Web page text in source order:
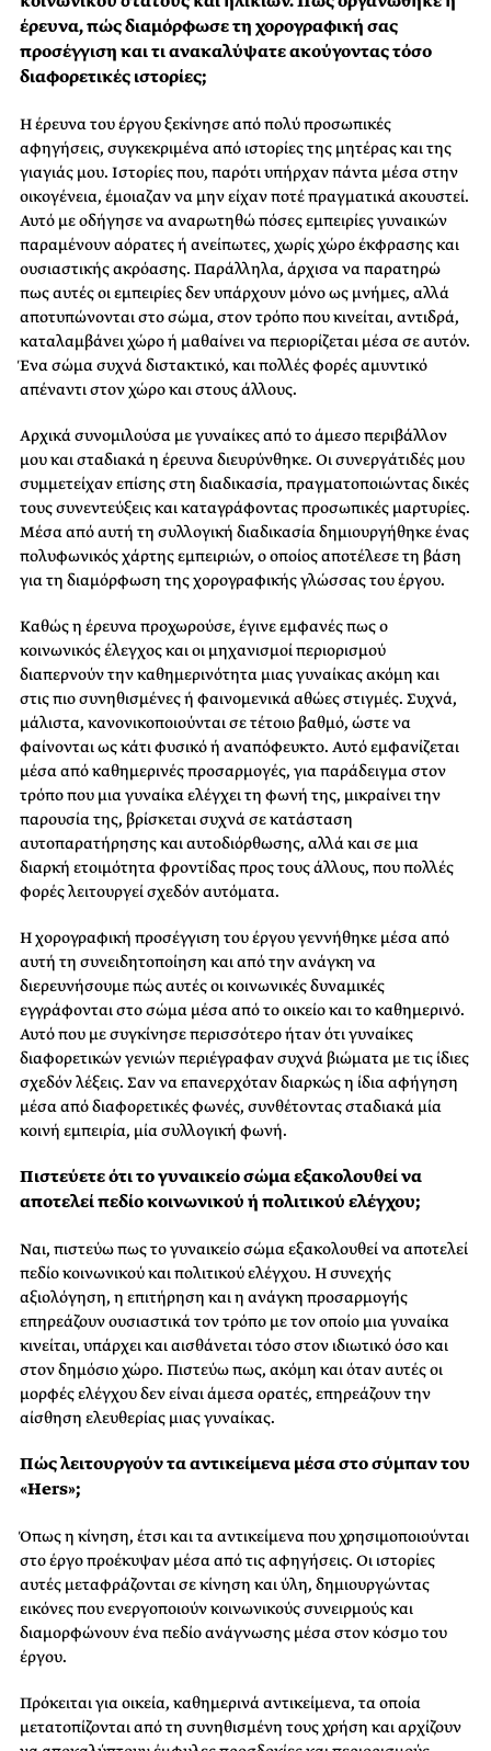
έρευνα, πώς διαμόρφωσε τη χορογραφική σας
προσέγγιση και τι ανακαλύψατε ακούγοντας τόσο
διαφορετικές ιστορίες;
Η έρευνα του έργου ξεκίνησε από πολύ προσωπικές
αφηγήσεις, συγκεκριμένα από ιστορίες της μητέρας και της
γιαγιάς μου. Ιστορίες που, παρότι υπήρχαν πάντα μέσα στην
οικογένεια, έμοιαζαν να μην είχαν ποτέ πραγματικά ακουστεί.
Αυτό με οδήγησε να αναρωτηθώ πόσες εμπειρίες γυναικών
παραμένουν αόρατες ή ανείπωτες, χωρίς χώρο έκφρασης και
ουσιαστικής ακρόασης. Παράλληλα, άρχισα να παρατηρώ
πως αυτές οι εμπειρίες δεν υπάρχουν μόνο ως μνήμες, αλλά
αποτυπώνονται στο σώμα, στον τρόπο που κινείται, αντιδρά,
καταλαμβάνει χώρο ή μαθαίνει να περιορίζεται μέσα σε αυτόν.
Ένα σώμα συχνά διστακτικό, και πολλές φορές αμυντικό
απέναντι στον χώρο και στους άλλους.
Αρχικά συνομιλούσα με γυναίκες από το άμεσο περιβάλλον
μου και σταδιακά η έρευνα διευρύνθηκε. Οι συνεργάτιδές μου
συμμετείχαν επίσης στη διαδικασία, πραγματοποιώντας δικές
τους συνεντεύξεις και καταγράφοντας προσωπικές μαρτυρίες.
Μέσα από αυτή τη συλλογική διαδικασία δημιουργήθηκε ένας
πολυφωνικός χάρτης εμπειριών, ο οποίος αποτέλεσε τη βάση
για τη διαμόρφωση της χορογραφικής γλώσσας του έργου.
Καθώς η έρευνα προχωρούσε, έγινε εμφανές πως ο
κοινωνικός έλεγχος και οι μηχανισμοί περιορισμού
διαπερνούν την καθημερινότητα μιας γυναίκας ακόμη και
στις πιο συνηθισμένες ή φαινομενικά αθώες στιγμές. Συχνά,
μάλιστα, κανονικοποιούνται σε τέτοιο βαθμό, ώστε να
φαίνονται ως κάτι φυσικό ή αναπόφευκτο. Αυτό εμφανίζεται
μέσα από καθημερινές προσαρμογές, για παράδειγμα στον
τρόπο που μια γυναίκα ελέγχει τη φωνή της, μικραίνει την
παρουσία της, βρίσκεται συχνά σε κατάσταση
αυτοπαρατήρησης και αυτοδιόρθωσης, αλλά και σε μια
διαρκή ετοιμότητα φροντίδας προς τους άλλους, που πολλές
φορές λειτουργεί σχεδόν αυτόματα.
Η χορογραφική προσέγγιση του έργου γεννήθηκε μέσα από
αυτή τη συνειδητοποίηση και από την ανάγκη να
διερευνήσουμε πώς αυτές οι κοινωνικές δυναμικές
εγγράφονται στο σώμα μέσα από το οικείο και το καθημερινό.
Αυτό που με συγκίνησε περισσότερο ήταν ότι γυναίκες
διαφορετικών γενιών περιέγραφαν συχνά βιώματα με τις ίδιες
σχεδόν λέξεις. Σαν να επανερχόταν διαρκώς η ίδια αφήγηση
μέσα από διαφορετικές φωνές, συνθέτοντας σταδιακά μία
κοινή εμπειρία, μία συλλογική φωνή.
Πιστεύετε ότι το γυναικείο σώμα εξακολουθεί να
αποτελεί πεδίο κοινωνικού ή πολιτικού ελέγχου;
Ναι, πιστεύω πως το γυναικείο σώμα εξακολουθεί να αποτελεί
πεδίο κοινωνικού και πολιτικού ελέγχου. Η συνεχής
αξιολόγηση, η επιτήρηση και η ανάγκη προσαρμογής
επηρεάζουν ουσιαστικά τον τρόπο με τον οποίο μια γυναίκα
κινείται, υπάρχει και αισθάνεται τόσο στον ιδιωτικό όσο και
στον δημόσιο χώρο. Πιστεύω πως, ακόμη και όταν αυτές οι
μορφές ελέγχου δεν είναι άμεσα ορατές, επηρεάζουν την
αίσθηση ελευθερίας μιας γυναίκας.
Πώς λειτουργούν τα αντικείμενα μέσα στο σύμπαν του
«Ηers»;
Όπως η κίνηση, έτσι και τα αντικείμενα που χρησιμοποιούνται
στο έργο προέκυψαν μέσα από τις αφηγήσεις. Οι ιστορίες
αυτές μεταφράζονται σε κίνηση και ύλη, δημιουργώντας
εικόνες που ενεργοποιούν κοινωνικούς συνειρμούς και
διαμορφώνουν ένα πεδίο ανάγνωσης μέσα στον κόσμο του
έργου.
Πρόκειται για οικεία, καθημερινά αντικείμενα, τα οποία
μετατοπίζονται από τη συνηθισμένη τους χρήση και αρχίζουν